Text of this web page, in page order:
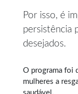
Por isso, é
persistência
desejados.
O programa foi
mulheres a
saudável .